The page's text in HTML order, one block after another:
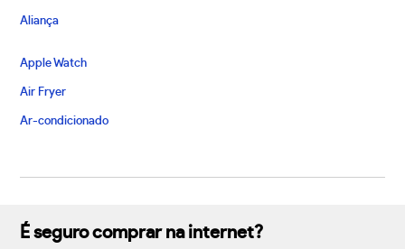
Aliança
Apple Watch
Air Fryer
Ar-condicionado
É seguro comprar na internet?